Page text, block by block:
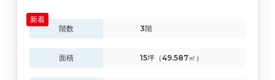
階数 3階
面積 15坪（49.587㎡）